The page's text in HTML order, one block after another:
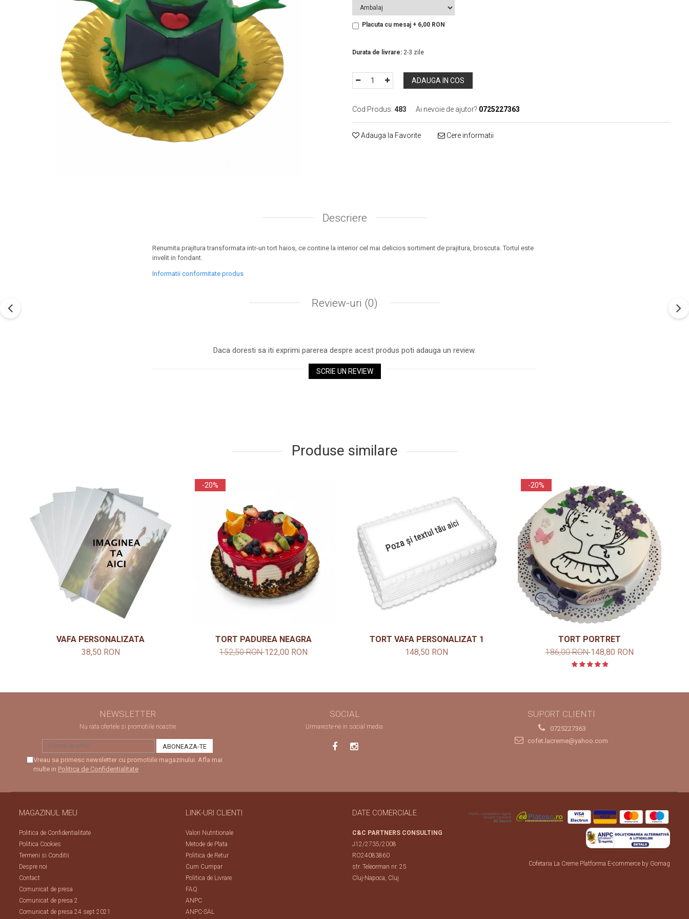
Placuta cu mesaj + 6,00 RON
Durata de livrare: 2-3 zile
ADAUGA IN COS
Cod Produs: 483 Ai nevoie de ajutor? 0725227363
Adauga la Favorite Cere informatii
Descriere
Renumita prajitura transformata intr-un tort haios, ce contine la interior cel mai delicios sortiment de prajitura, broscuta. Tortul este
invelit in fondant.
Informatii conformitate produs
Review-uri (0)
Daca doresti sa iti exprimi parerea despre acest produs poti adauga un review.
SCRIE UN REVIEW
Produse similare
VAFA PERSONALIZATA
38,50 RON
-20%
TORT PADUREA NEAGRA
152,50 RON122,00 RON
TORT VAFA PERSONALIZAT 1
148,50 RON
-20%
TORT PORTRET
186,00 RON148,80 RON
NEWSLETTER
Nu rata ofertele si promotiile noastre
Vreau sa primesc newsletter cu promotiile magazinului. Afla mai
multe in Politica de Confidentialitate
SOCIAL
Urmareste-ne in social media
SUPORT CLIENTI
0725227363
cofet.lacreme@yahoo.com
MAGAZINUL MEU
Politica de Confidentialitate
Politica Cookies
Termeni si Conditii
Despre noi
Contact
Comunicat de presa
Comunicat de presa 2
Comunicat de presa 24 sept 2021
LINK-URI CLIENTI
Valori Nutritionale
Metode de Plata
Politica de Retur
Cum Cumpar
Politica de Livrare
FAQ
ANPC
ANPC-SAL
DATE COMERCIALE
C&C PARTNERS CONSULTING
J12/2735/2008
RO24083860
str. Teleorman nr. 25
Cluj-Napoca, Cluj
Cofetaria La Creme Platforma E-commerce by Gomag